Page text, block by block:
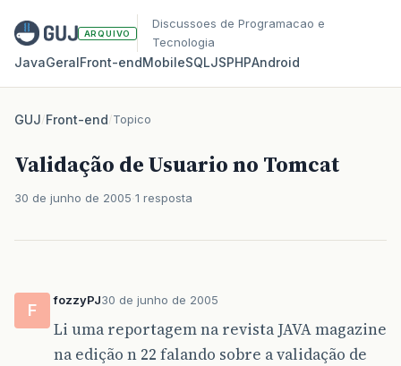
ARQUIVO
Discussoes de Programacao e
Tecnologia
JavaGeralFront‑endMobileSQLJSPHPAndroid
GUJ/Front-end/Topico
Validação de Usuario no Tomcat
30 de junho de 2005 1 resposta
F
fozzyPJ30 de junho de 2005
Li uma reportagem na revista JAVA magazine
na edição n 22 falando sobre a validação de